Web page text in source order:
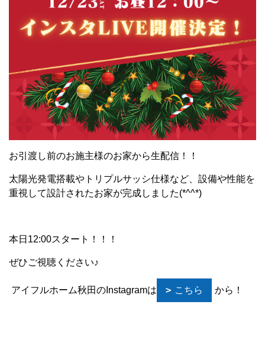
お引渡し前のお施主様のお家から生配信！！
太陽光発電搭載やトリプルサッシ仕様など、設備や性能を
重視して設計されたお家が完成しました(*^^*)
本日12:00スタート！！！
ぜひご視聴ください♪
アイフルホーム秋田のInstagramは こちら から！